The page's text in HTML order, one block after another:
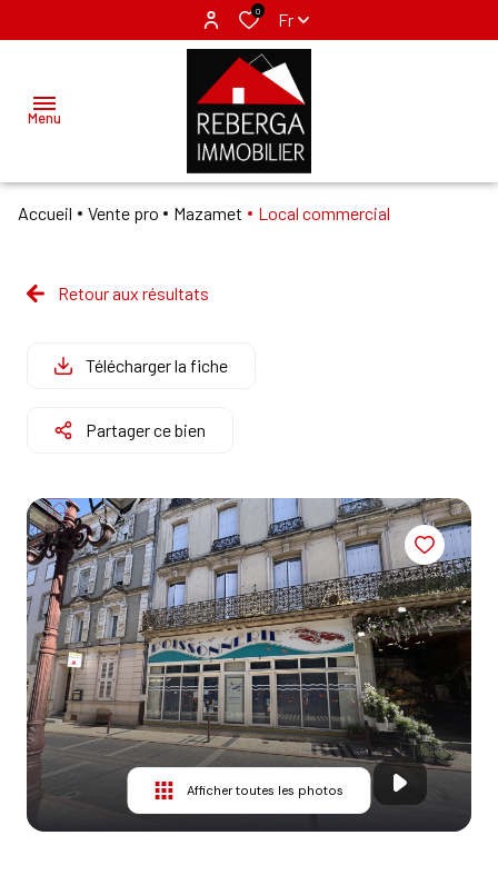
0 Fr
Menu
ACHETER
GÉRER
AGENCES
MAZAMET
CONTACT
Accueil Vente pro Mazamet Local commercial
Retour aux résultats
Télécharger la fiche
Partager ce bien
Afficher toutes les photos